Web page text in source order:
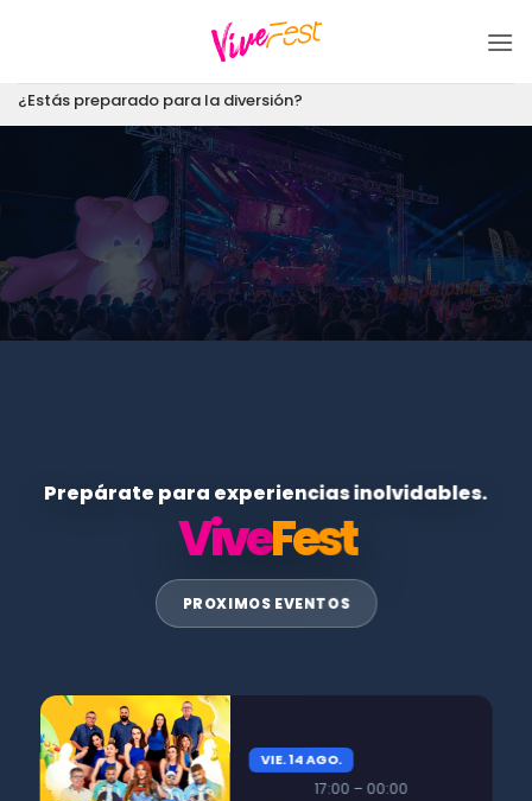
¿Estás preparado para la diversión?
Prepárate para experiencias inolvidables.
ViveFest
PROXIMOS EVENTOS
VIE. 14 AGO.
17:00 – 00:00